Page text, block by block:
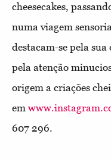
cheesecakes,
numa viagem
destacam-se pela
pela atenção
origem a criações
em
607 296.